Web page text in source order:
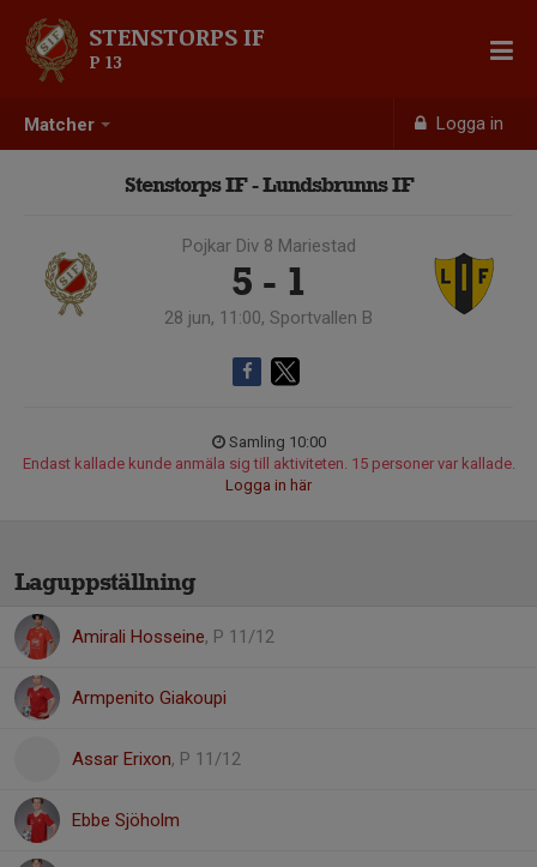
Matcher Logga in
STENSTORPS IF
P 13
Stenstorps IF - Lundsbrunns IF
Pojkar Div 8 Mariestad
5 - 1
28 jun, 11:00, Sportvallen B
Samling 10:00
Endast kallade kunde anmäla sig till aktiviteten. 15 personer var kallade.
Logga in här
Laguppställning
Amirali Hosseine, P 11/12
Armpenito Giakoupi
Assar Erixon, P 11/12
Ebbe Sjöholm